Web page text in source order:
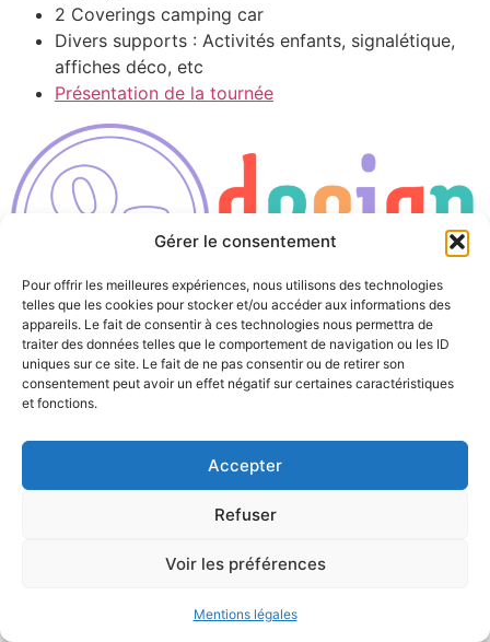
Gérer le consentement
Pour offrir les meilleures expériences, nous utilisons des technologies
telles que les cookies pour stocker et/ou accéder aux informations des
appareils. Le fait de consentir à ces technologies nous permettra de
traiter des données telles que le comportement de navigation ou les ID
uniques sur ce site. Le fait de ne pas consentir ou de retirer son
consentement peut avoir un effet négatif sur certaines caractéristiques
et fonctions.
Accepter
Refuser
Voir les préférences
Mentions légales
2 Coverings camping car
Divers supports : Activités enfants, signalétique,
affiches déco, etc
Présentation de la tournée
Tous droits réservés